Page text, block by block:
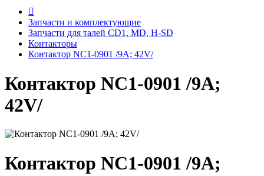
Запчасти и комплектующие
Запчасти для талей CD1, MD, H-SD
Контакторы
Контактор NC1-0901 /9A; 42V/
Контактор NC1-0901 /9A;
42V/
Контактор NC1-0901 /9A;